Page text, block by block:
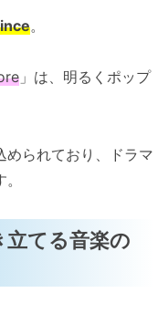
。
」は、明るくポップ
められており、ドラマ
立てる音楽の